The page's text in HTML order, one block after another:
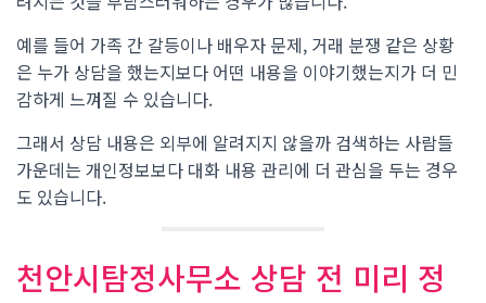
예를 들어 가족 간 갈등이나 배우자 문제, 거래 분쟁 같은 상황
은 누가 상담을 했는지보다 어떤 내용을 이야기했는지가 더 민
감하게 느껴질 수 있습니다.
그래서 상담 내용은 외부에 알려지지 않을까 검색하는 사람들
가운데는 개인정보보다 대화 내용 관리에 더 관심을 두는 경우
도 있습니다.
천안시탐정사무소 상담 전 미리 정